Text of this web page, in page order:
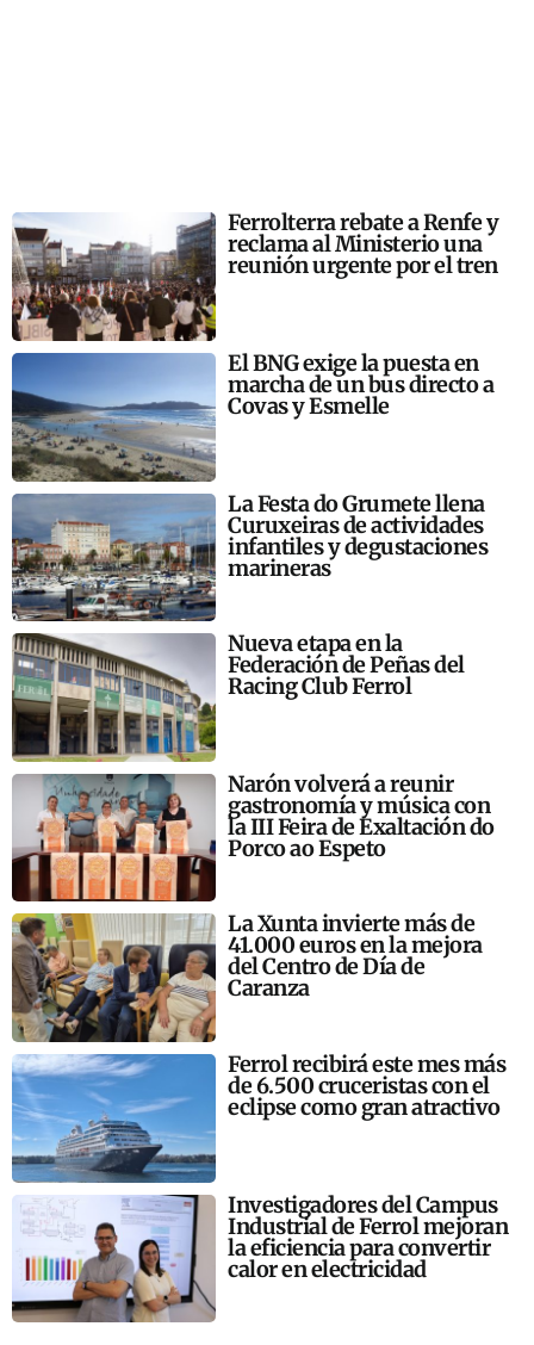
Ferrolterra rebate a Renfe y
reclama al Ministerio una
reunión urgente por el tren
El BNG exige la puesta en
marcha de un bus directo a
Covas y Esmelle
La Festa do Grumete llena
Curuxeiras de actividades
infantiles y degustaciones
marineras
Nueva etapa en la
Federación de Peñas del
Racing Club Ferrol
Narón volverá a reunir
gastronomía y música con
la III Feira de Exaltación do
Porco ao Espeto
La Xunta invierte más de
41.000 euros en la mejora
del Centro de Día de
Caranza
Ferrol recibirá este mes más
de 6.500 cruceristas con el
eclipse como gran atractivo
Investigadores del Campus
Industrial de Ferrol mejoran
la eficiencia para convertir
calor en electricidad